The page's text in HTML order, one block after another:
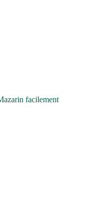
facilement